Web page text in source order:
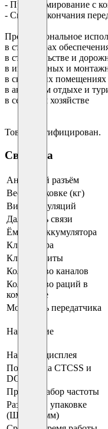
- Программирование с
- Сигнал окончания
Профессиональное
в структурах
в строительстве и
в инженерных и
в складских помещениях
в активном отдыхе и
в сельском хозяйстве
Товар сертифицирован.
Свойства
Антенный разъём
Вес в упаковке (кг)
Виды модуляций
Дальность связи
Ёмкость аккумулятора
Клавиатура
Класс защиты
Количество каналов
Количество раций в
комплекте
Мощность передатчика
Назначение
Наличие дисплея
Поддержка CTCSS и
DCS
Прямой набор частоты
Размеры в упаковке
(ШxВxТ, мм)